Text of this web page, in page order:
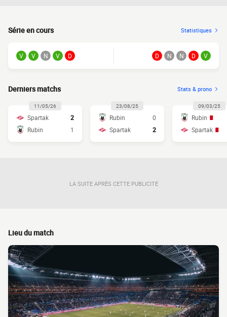
Série en cours Statistiques
V V N V D D N N D V
Derniers matchs Stats & prono
11/05/26
Spartak
2
Rubin
1
23/08/25
Rubin
0
Spartak
2
09/03/25
Rubin
Spartak
LA SUITE APRÈS CETTE PUBLICITÉ
Lieu du match